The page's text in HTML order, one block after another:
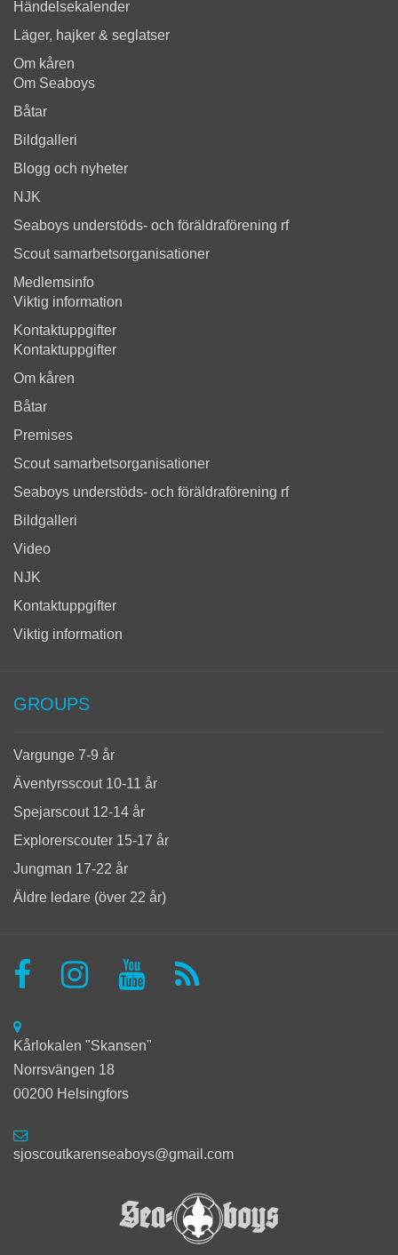
Händelsekalender
Läger, hajker & seglatser
Om kåren
Om Seaboys
Båtar
Bildgalleri
Blogg och nyheter
NJK
Seaboys understöds- och föräldraförening rf
Scout samarbetsorganisationer
Medlemsinfo
Viktig information
Kontaktuppgifter
Kontaktuppgifter
Om kåren
Båtar
Premises
Scout samarbetsorganisationer
Seaboys understöds- och föräldraförening rf
Bildgalleri
Video
NJK
Kontaktuppgifter
Viktig information
GROUPS
Vargunge 7-9 år
Äventyrsscout 10-11 år
Spejarscout 12-14 år
Explorerscouter 15-17 år
Jungman 17-22 år
Äldre ledare (över 22 år)
Kårlokalen "Skansen"
Norrsvängen 18
00200 Helsingfors
sjoscoutkarenseaboys@gmail.com